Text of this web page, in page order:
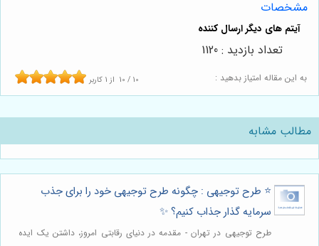
مشخصات
به این مقاله امتیاز بدهید : 10 / 10 از 1 کاربر
تعداد بازدید : 1120
مطالب مشابه
⭐️ طرح توجیهی : چگونه طرح توجیهی خود را برای جذب
سرمایه گذار جذاب کنیم؟ ✨
طرح توجیهی در تهران - مقدمه در دنیای رقابتی امروز، داشتن یک ایده